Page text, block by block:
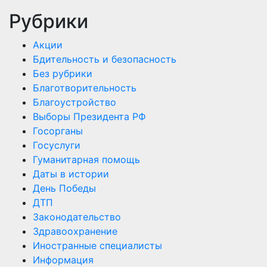
Рубрики
Акции
Бдительность и безопасность
Без рубрики
Благотворительность
Благоустройство
Выборы Президента РФ
Госорганы
Госуслуги
Гуманитарная помощь
Даты в истории
День Победы
ДТП
Законодательство
Здравоохранение
Иностранные специалисты
Информация